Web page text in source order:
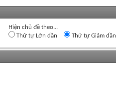
Hiện chủ đề theo...
Thứ tự Lớn dần
Thứ tự Giảm dần